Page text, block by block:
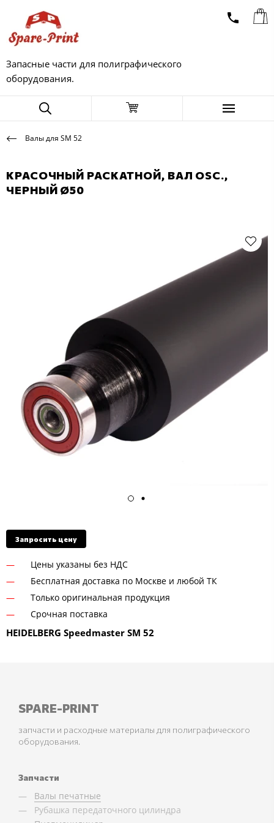
Запасные части для полиграфического
оборудования.
Валы для SM 52
КРАСОЧНЫЙ РАСКАТНОЙ, ВАЛ OSC.,
ЧЕРНЫЙ Ø50
Запросить цену
Цены указаны без НДС
Бесплатная доставка по Москве и любой ТК
Только оригинальная продукция
Срочная поставка
HEIDELBERG Speedmaster SM 52
SPARE-PRINT
запчасти и расходные материалы для полиграфического
оборудования.
Запчасти
Валы печатные
Рубашка передаточного цилиндра